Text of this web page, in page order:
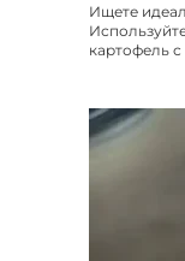
Ищете
картофель